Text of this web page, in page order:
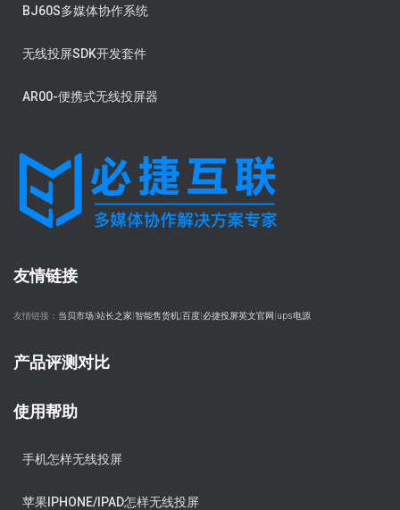
BJ60S多媒体协作系统
无线投屏SDK开发套件
AR00-便携式无线投屏器
友情链接
友情链接： 当贝市场 站长之家 智能售货机 百度 必捷投屏英文官网 ups电源
产品评测对比
使用帮助
手机怎样无线投屏
苹果IPHONE/IPAD怎样无线投屏